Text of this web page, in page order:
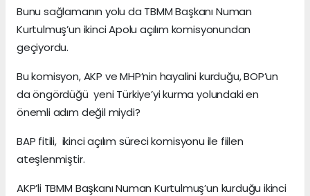
Bunu sağlamanın yolu da TBMM Başkanı Numan
Kurtulmuş’un ikinci Apolu açılım komisyonundan
geçiyordu.
Bu komisyon, AKP ve MHP’nin hayalini kurduğu, BOP’un
da öngördüğü yeni Türkiye’yi kurma yolundaki en
önemli adım değil miydi?
BAP fitili, ikinci açılım süreci komisyonu ile fiilen
ateşlenmiştir.
AKP’li TBMM Başkanı Numan Kurtulmuş’un kurduğu ikinci